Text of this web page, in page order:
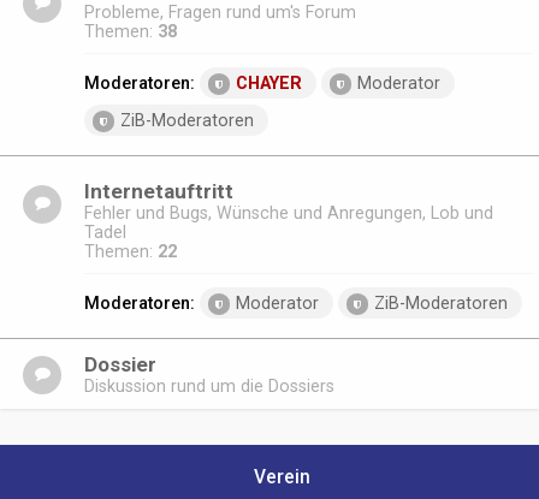
Probleme, Fragen rund um's Forum
Themen: 38
Moderatoren: CHAYER
Moderator
ZiB-Moderatoren
Internetauftritt
Fehler und Bugs, Wünsche und Anregungen, Lob und
Tadel
Themen: 22
Moderatoren: Moderator ZiB-Moderatoren
Dossier
Diskussion rund um die Dossiers
Verein